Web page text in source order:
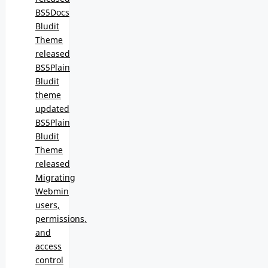
BS5Docs
Bludit
Theme
released
BS5Plain
Bludit
theme
updated
BS5Plain
Bludit
Theme
released
Migrating
Webmin
users,
permissions,
and
access
control